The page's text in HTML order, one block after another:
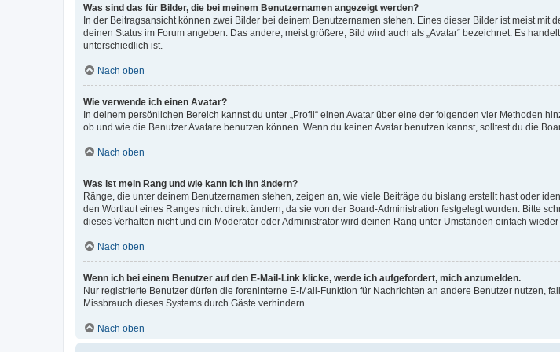
Was sind das für Bilder, die bei meinem Benutzernamen angezeigt werden?
In der Beitragsansicht können zwei Bilder bei deinem Benutzernamen stehen. Eines dieser Bilder ist meist
deinen Status im Forum angeben. Das andere, meist größere, Bild wird auch als „Avatar“ bezeichnet. Es
unterschiedlich ist.
Nach oben
Wie verwende ich einen Avatar?
In deinem persönlichen Bereich kannst du unter „Profil“ einen Avatar über eine der folgenden vier Methoden
ob und wie die Benutzer Avatare benutzen können. Wenn du keinen Avatar benutzen kannst, solltest du die
Nach oben
Was ist mein Rang und wie kann ich ihn ändern?
Ränge, die unter deinem Benutzernamen stehen, zeigen an, wie viele Beiträge du bislang erstellt hast oder
den Wortlaut eines Ranges nicht direkt ändern, da sie von der Board-Administration festgelegt wurden. Bitte
dieses Verhalten nicht und ein Moderator oder Administrator wird deinen Rang unter Umständen einfach wieder
Nach oben
Wenn ich bei einem Benutzer auf den E-Mail-Link klicke, werde ich aufgefordert, mich anzumelden.
Nur registrierte Benutzer dürfen die foreninterne E-Mail-Funktion für Nachrichten an andere Benutzer nutzen,
Missbrauch dieses Systems durch Gäste verhindern.
Nach oben